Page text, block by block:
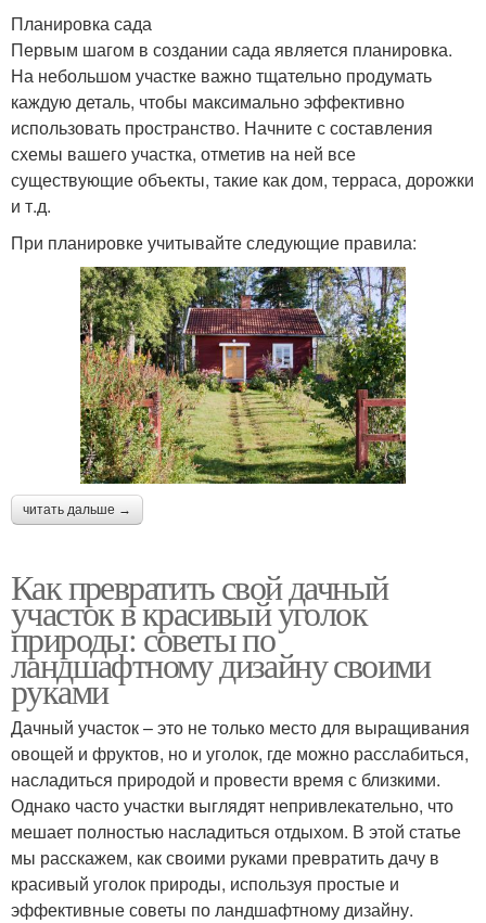
Планировка сада
Первым шагом в создании сада является планировка.
На небольшом участке важно тщательно продумать
каждую деталь, чтобы максимально эффективно
использовать пространство. Начните с составления
схемы вашего участка, отметив на ней все
существующие объекты, такие как дом, терраса, дорожки
и т.д.
При планировке учитывайте следующие правила:
читать дальше →
Как превратить свой дачный
участок в красивый уголок
природы: советы по
ландшафтному дизайну своими
руками
Дачный участок – это не только место для выращивания
овощей и фруктов, но и уголок, где можно расслабиться,
насладиться природой и провести время с близкими.
Однако часто участки выглядят непривлекательно, что
мешает полностью насладиться отдыхом. В этой статье
мы расскажем, как своими руками превратить дачу в
красивый уголок природы, используя простые и
эффективные советы по ландшафтному дизайну.